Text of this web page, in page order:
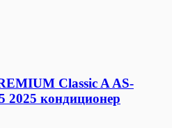
Сlassic A AS-
2025 кондиционер